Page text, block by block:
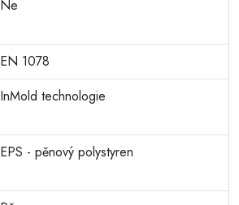
Ne
EN 1078
InMold technologie
EPS - pěnový polystyren